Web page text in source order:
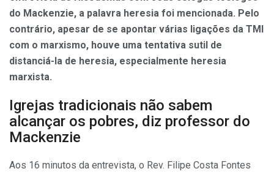
do Mackenzie, a palavra heresia foi mencionada. Pelo
contrário, apesar de se apontar várias ligações da TMI
com o marxismo, houve uma tentativa sutil de
distanciá-la de heresia, especialmente heresia
marxista.
Igrejas tradicionais não sabem
alcançar os pobres, diz professor do
Mackenzie
Aos 16 minutos da entrevista, o Rev. Filipe Costa Fontes